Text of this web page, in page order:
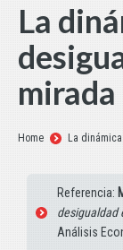
La
Estás aquí:
Home La
Referencia:
desigualdad
Análisis